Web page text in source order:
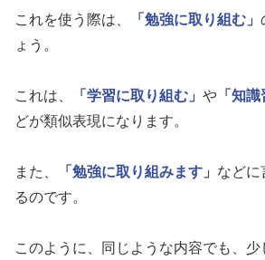
これを使う際は、 「勉強に取り組む」
ょう。
これは、 「学習に取り組む」 や 「知
どが類似表現になります。
また、 「勉強に取り組みます」 などに
るのです。
このように、同じような内容でも、